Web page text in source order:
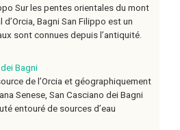
Sur les pentes orientales du mont
Bagni San Filippo est un
sont connues depuis l’antiquité.
Bagni
de l’Orcia et géographiquement
Senese, San Casciano dei Bagni
entouré de sources d’eau